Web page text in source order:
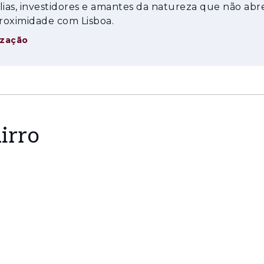
a luminosidade natural e reforçam a ligação
a serenidade e o conforto absoluto em cada
funcionalidade e bem-estar, beneficiando
eficiência e conforto numa linguagem
investidores e amantes da natureza que não
com Lisboa.